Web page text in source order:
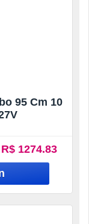
95 Cm 10
R$ 1274.83